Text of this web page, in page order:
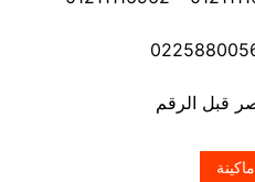
ماكينة